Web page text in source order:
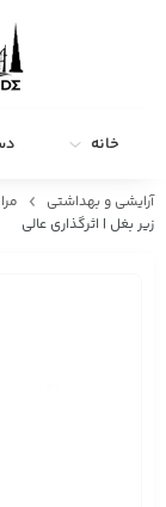
خانه
آرایشی و بهداشتی
زیر بغل | اثرگذاری عالی